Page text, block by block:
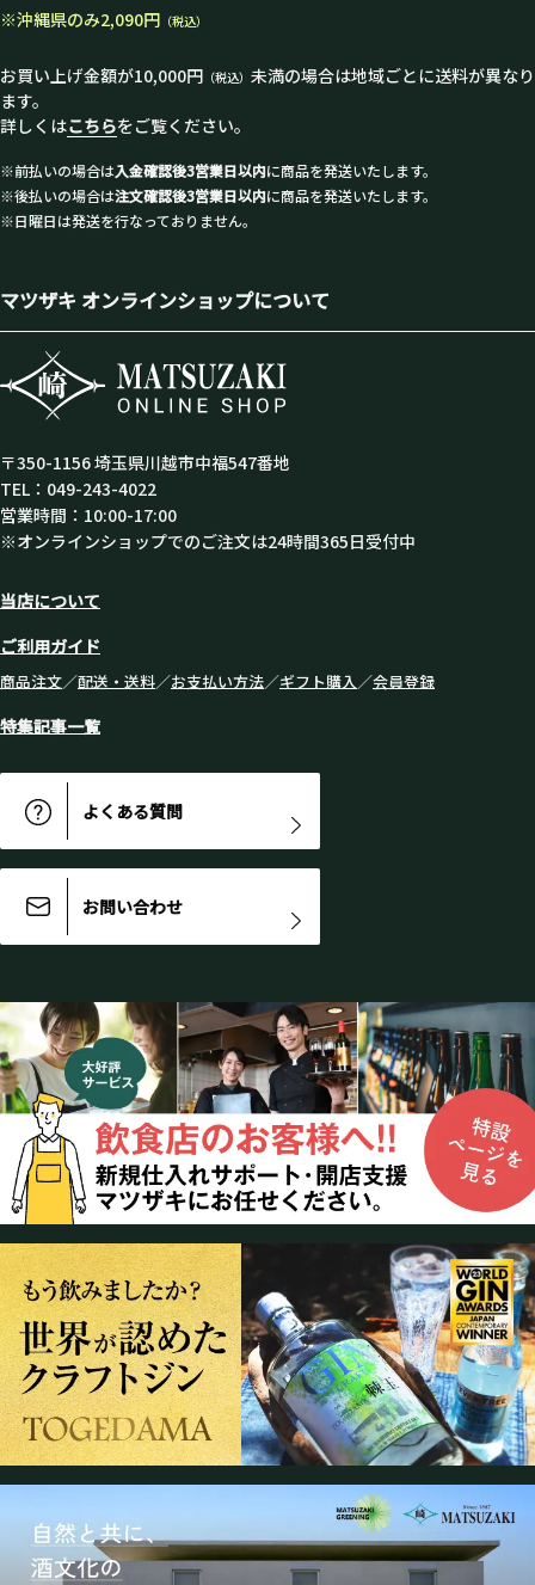
※沖縄県のみ2,090円 （税込）
お買い上げ金額が10,000円 （税込） 未満の場合は地域ごとに送料が異なり
ます。
詳しくはこちらをご覧ください。
※前払いの場合は入金確認後3営業日以内に商品を発送いたします。
※後払いの場合は注文確認後3営業日以内に商品を発送いたします。
※日曜日は発送を行なっておりません。
マツザキ オンラインショップについて
〒350-1156 埼玉県川越市中福547番地
TEL：049-243-4022
営業時間：10:00-17:00
※オンラインショップでのご注文は24時間365日受付中
当店について
ご利用ガイド
商品注文／配送・送料／お支払い方法／ギフト購入／会員登録
特集記事一覧
よくある質問
お問い合わせ